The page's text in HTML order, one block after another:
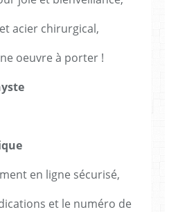
acier chirurgical,
oeuvre à porter !
en ligne sécurisé,
et le numéro de